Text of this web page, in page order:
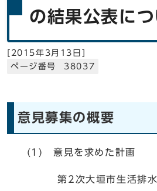
の結果公表につ
[ 2015年3月13日 ]
ページ番号 38037
意見募集の概要
(1) 意見を求めた計画
第2次大垣市生活排水対